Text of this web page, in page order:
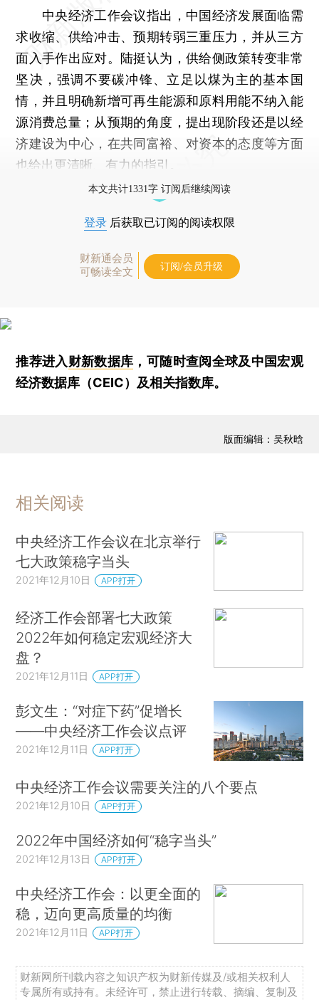
中央经济工作会议指出，中国经济发展面临需
求收缩、供给冲击、预期转弱三重压力，并从三方
面入手作出应对。陆挺认为，供给侧政策转变非常
坚决，强调不要碳冲锋、立足以煤为主的基本国
情，并且明确新增可再生能源和原料用能不纳入能
源消费总量；从预期的角度，提出现阶段还是以经
济建设为中心，在共同富裕、对资本的态度等方面
也给出更清晰、有力的指引。
本文共计1331字 订阅后继续阅读
登录 后获取已订阅的阅读权限
财新通会员
可畅读全文
订阅/会员升级
推荐进入财新数据库 ，可随时查阅全球及中国宏观
经济数据库（CEIC）及相关指数库。
版面编辑：吴秋晗
相关阅读
中央经济工作会议在北京举行
七大政策稳字当头
2021年12月10日 APP打开
经济工作会部署七大政策
2022年如何稳定宏观经济大
盘？
2021年12月11日 APP打开
彭文生：“对症下药”促增长
——中央经济工作会议点评
2021年12月11日 APP打开
中央经济工作会议需要关注的八个要点
2021年12月10日 APP打开
2022年中国经济如何“稳字当头”
2021年12月13日 APP打开
中央经济工作会：以更全面的
稳，迈向更高质量的均衡
2021年12月11日 APP打开
财新网所刊载内容之知识产权为财新传媒及/或相关权利人
专属所有或持有。未经许可，禁止进行转载、摘编、复制及